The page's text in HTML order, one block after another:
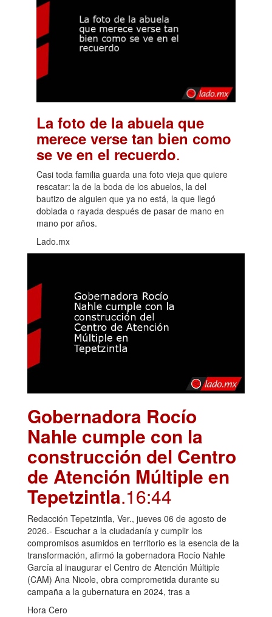
La foto de la abuela que
merece verse tan bien como
se ve en el recuerdo.
Casi toda familia guarda una foto vieja que quiere
rescatar: la de la boda de los abuelos, la del
bautizo de alguien que ya no está, la que llegó
doblada o rayada después de pasar de mano en
mano por años.
Lado.mx
Gobernadora Rocío
Nahle cumple con la
construcción del Centro
de Atención Múltiple en
Tepetzintla.16:44
Redacción Tepetzintla, Ver., jueves 06 de agosto de
2026.- Escuchar a la ciudadanía y cumplir los
compromisos asumidos en territorio es la esencia de la
transformación, afirmó la gobernadora Rocío Nahle
García al inaugurar el Centro de Atención Múltiple
(CAM) Ana Nicole, obra comprometida durante su
campaña a la gubernatura en 2024, tras a
Hora Cero